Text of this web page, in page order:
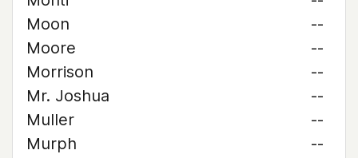
Moon
--
Moore
--
Morrison
--
Mr. Joshua
--
Muller
--
Murph
--